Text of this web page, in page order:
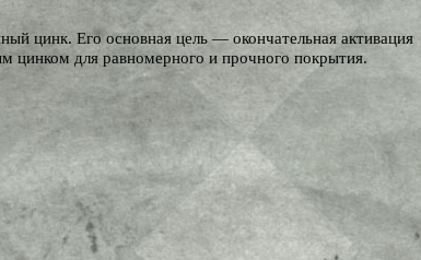
цинк. Его основная цель — окончательная активация
цинком для равномерного и прочного покрытия.